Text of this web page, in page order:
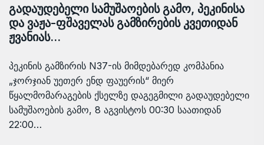
გადაუდებელი სამუშაოების გამო, პეკინისა
და ვაჟა-ფშაველას გამზირების კვეთიდან
ჟვანიას…
პეკინის გამზირის N37-ის მიმდებარედ კომპანია
„ჯორჯიან უეთერ ენდ ფაუერის“ მიერ
წყალმომარაგების ქსელზე დაგეგმილი გადაუდებელი
სამუშაოების გამო, 8 აგვისტოს 00:30 საათიდან
22:00…